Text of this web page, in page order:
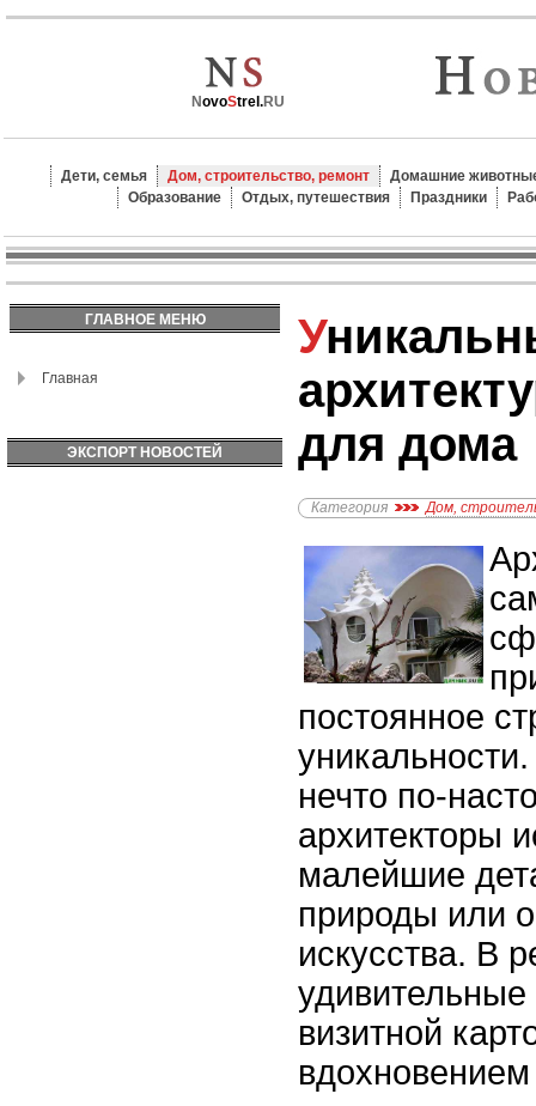
NovoStrel.RU
Дети, семья Дом, строительство, ремонт
Домашние
Образование
Отдых, путешествия Праздники
ГЛАВНОЕ МЕНЮ
Главная
ЭКСПОРТ НОВОСТЕЙ
Уникальные
для дома
Категория Дом,
постоянное
нечто по-
архитекторы
малейшие
природы или
искусства. В
визитной